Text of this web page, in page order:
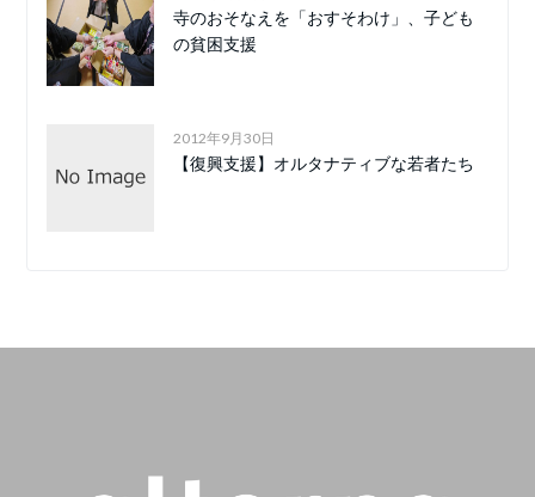
寺のおそなえを「おすそわけ」、子ども
の貧困支援
2012年9月30日
【復興支援】オルタナティブな若者たち